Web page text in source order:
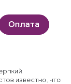
Оплата
известно, что